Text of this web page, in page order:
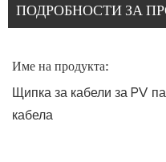
ПОДРОБНОСТИ ЗА
Име на продукта:
Щипка за кабели за PV
кабела